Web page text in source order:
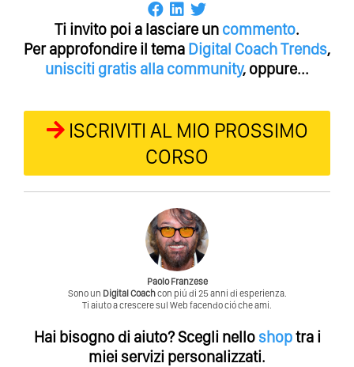
Ti invito poi a lasciare un commento.
Per approfondire il tema Digital CoachTrends,
unisciti gratis alla community, oppure...
ISCRIVITI AL MIO PROSSIMO
CORSO
Paolo Franzese
Sono un Digital Coachcon piú di 25 anni di esperienza.
Ti aiuto a crescere sul Web facendo ció che ami.
Hai bisogno di aiuto?Scegli nello shoptra i
miei servizi personalizzati.